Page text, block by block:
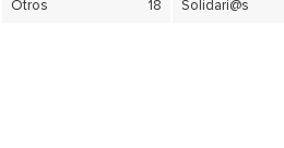
Otros 18 Solidari@s